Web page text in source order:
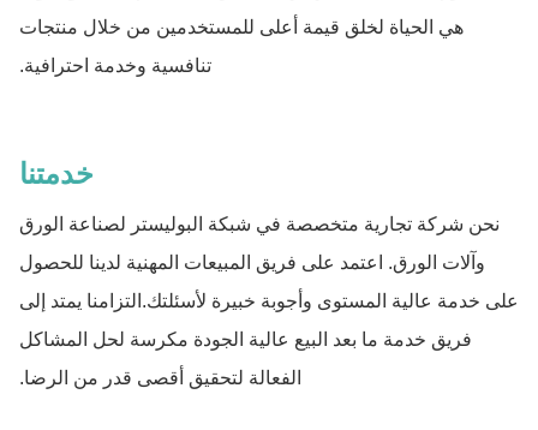
هي الحياة لخلق قيمة أعلى للمستخدمين من خلال منتجات
تنافسية وخدمة احترافية.
خدمتنا
نحن شركة تجارية متخصصة في شبكة البوليستر لصناعة الورق
وآلات الورق. اعتمد على فريق المبيعات المهنية لدينا للحصول
على خدمة عالية المستوى وأجوبة خبيرة لأسئلتك.التزامنا يمتد إلى
فريق خدمة ما بعد البيع عالية الجودة مكرسة لحل المشاكل
الفعالة لتحقيق أقصى قدر من الرضا.